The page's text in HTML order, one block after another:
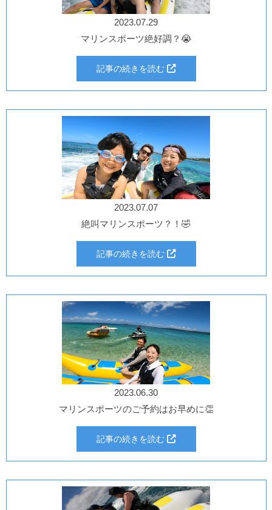
2023.07.29
マリンスポーツ絶好調？😭
記事の続きを読む
2023.07.07
絶叫マリンスポーツ？！🤣
記事の続きを読む
2023.06.30
マリンスポーツのご予約はお早めに👏
記事の続きを読む